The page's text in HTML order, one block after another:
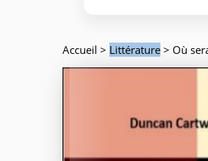
Accueil > Littérature > Où